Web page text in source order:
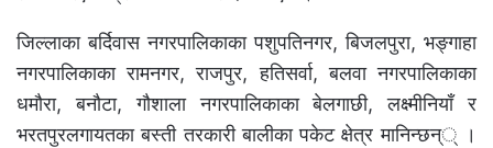
जिल्लाका बर्दिवास नगरपालिकाका पशुपतिनगर, बिजलपुरा, भङ्गाहा
नगरपालिकाका रामनगर, राजपुर, हतिसर्वा, बलवा नगरपालिकाका
धमौरा, बनौटा, गौशाला नगरपालिकाका बेलगाछी, लक्ष्मीनियाँ र
भरतपुरलगायतका बस्ती तरकारी बालीका पकेट क्षेत्र मानिन्छन्् ।